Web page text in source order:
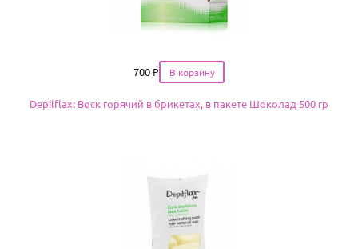
Цена
700 ₽
Depilflax: Воск горячий в брикетах, в пакете Шоколад 500 гр